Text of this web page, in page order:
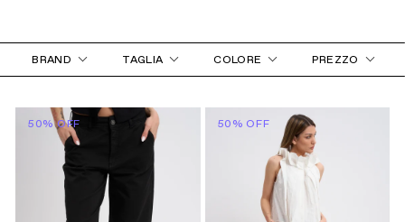
BRAND TAGLIA COLORE PREZZO
50% OFF 50% OFF